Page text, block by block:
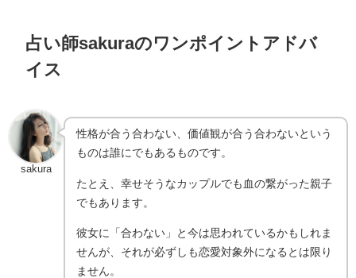
占い師sakuraのワンポイントアドバ
イス
sakura
性格が合う合わない、価値観が合う合わないという
ものは誰にでもあるものです。
たとえ、幸せそうなカップルでも血の繋がった親子
でもあります。
彼女に「合わない」と今は思われているかもしれま
せんが、それが必ずしも恋愛対象外になるとは限り
ません。